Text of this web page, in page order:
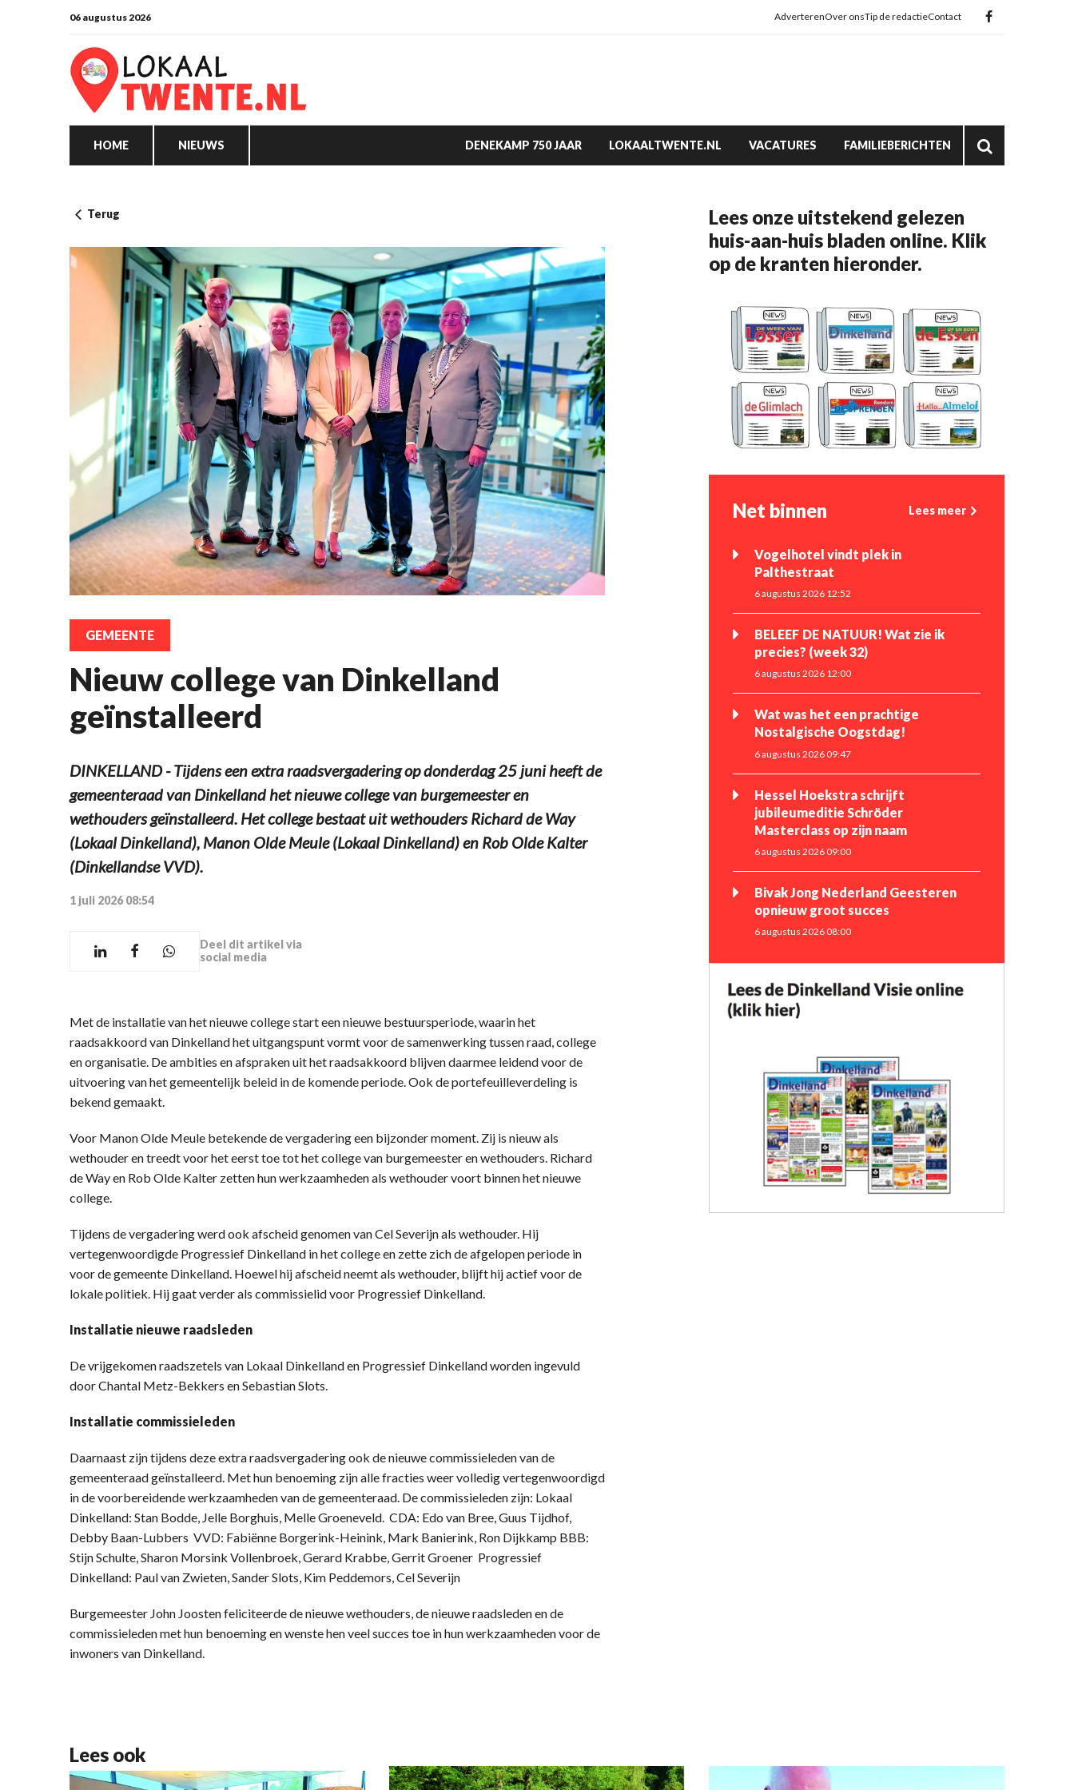
06 augustus 2026 AdverterenOver onsTip de redactieContact
HOME NIEUWS DENEKAMP 750 JAAR LOKAALTWENTE.NL VACATURES FAMILIEBERICHTEN
Terug
GEMEENTE
Nieuw college van Dinkelland
geïnstalleerd
DINKELLAND - Tijdens een extra raadsvergadering op donderdag 25 juni heeft de
gemeenteraad van Dinkelland het nieuwe college van burgemeester en
wethouders geïnstalleerd. Het college bestaat uit wethouders Richard de Way
(Lokaal Dinkelland), Manon Olde Meule (Lokaal Dinkelland) en Rob Olde Kalter
(Dinkellandse VVD).
1 juli 2026 08:54
Deel dit artikel via
social media
Met de installatie van het nieuwe college start een nieuwe bestuursperiode, waarin het
raadsakkoord van Dinkelland het uitgangspunt vormt voor de samenwerking tussen raad, college
en organisatie. De ambities en afspraken uit het raadsakkoord blijven daarmee leidend voor de
uitvoering van het gemeentelijk beleid in de komende periode. Ook de portefeuilleverdeling is
bekend gemaakt.
Voor Manon Olde Meule betekende de vergadering een bijzonder moment. Zij is nieuw als
wethouder en treedt voor het eerst toe tot het college van burgemeester en wethouders. Richard
de Way en Rob Olde Kalter zetten hun werkzaamheden als wethouder voort binnen het nieuwe
college.
Tijdens de vergadering werd ook afscheid genomen van Cel Severijn als wethouder. Hij
vertegenwoordigde Progressief Dinkelland in het college en zette zich de afgelopen periode in
voor de gemeente Dinkelland. Hoewel hij afscheid neemt als wethouder, blijft hij actief voor de
lokale politiek. Hij gaat verder als commissielid voor Progressief Dinkelland.
Installatie nieuwe raadsleden
De vrijgekomen raadszetels van Lokaal Dinkelland en Progressief Dinkelland worden ingevuld
door Chantal Metz-Bekkers en Sebastian Slots.
Installatie commissieleden
Daarnaast zijn tijdens deze extra raadsvergadering ook de nieuwe commissieleden van de
gemeenteraad geïnstalleerd. Met hun benoeming zijn alle fracties weer volledig vertegenwoordigd
in de voorbereidende werkzaamheden van de gemeenteraad. De commissieleden zijn: Lokaal
Dinkelland: Stan Bodde, Jelle Borghuis, Melle Groeneveld. CDA: Edo van Bree, Guus Tijdhof,
Debby Baan-Lubbers VVD: Fabiënne Borgerink-Heinink, Mark Banierink, Ron Dijkkamp BBB:
Stijn Schulte, Sharon Morsink Vollenbroek, Gerard Krabbe, Gerrit Groener Progressief
Dinkelland: Paul van Zwieten, Sander Slots, Kim Peddemors, Cel Severijn
Burgemeester John Joosten feliciteerde de nieuwe wethouders, de nieuwe raadsleden en de
commissieleden met hun benoeming en wenste hen veel succes toe in hun werkzaamheden voor de
inwoners van Dinkelland.
Lees onze uitstekend gelezen
huis-aan-huis bladen online. Klik
op de kranten hieronder.
Net binnen Lees meer
Vogelhotel vindt plek in
Palthestraat
6 augustus 2026 12:52
BELEEF DE NATUUR! Wat zie ik
precies? (week 32)
6 augustus 2026 12:00
Wat was het een prachtige
Nostalgische Oogstdag!
6 augustus 2026 09:47
Hessel Hoekstra schrijft
jubileumeditie Schröder
Masterclass op zijn naam
6 augustus 2026 09:00
Bivak Jong Nederland Geesteren
opnieuw groot succes
6 augustus 2026 08:00
Lees ook